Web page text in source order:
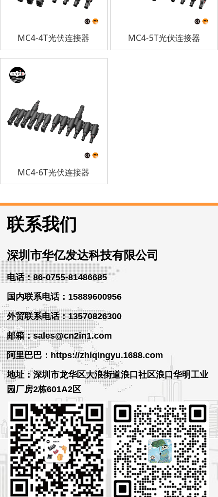
MC4-4T光伏连接器 MC4-5T光伏连接器
MC4-6T光伏连接器
联系我们
深圳市华亿发达科技有限公司
电话：86-0755-81486685
国内联系电话：15889600956
外贸联系电话：13570826300
邮箱：sales@cn2in1.com
阿里巴巴：https://zhiqingyu.1688.com
地址：深圳市龙华区大浪街道浪口社区浪口华明工业
园厂房2栋601A2区